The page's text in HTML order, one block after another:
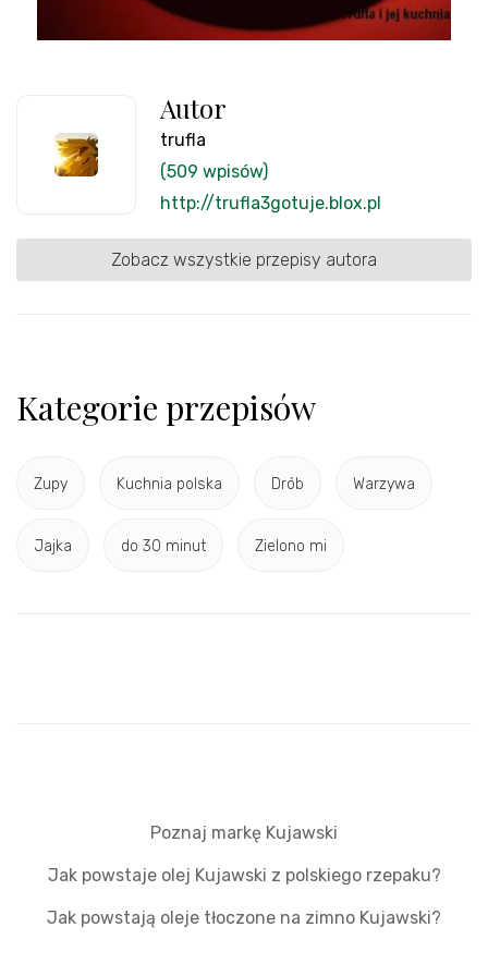
Autor
trufla
(509 wpisów)
http://trufla3gotuje.blox.pl
Zobacz wszystkie przepisy autora
Kategorie przepisów
Zupy Kuchnia polska Drób Warzywa
Jajka do 30 minut Zielono mi
Poznaj markę Kujawski
Jak powstaje olej Kujawski z polskiego rzepaku?
Jak powstają oleje tłoczone na zimno Kujawski?